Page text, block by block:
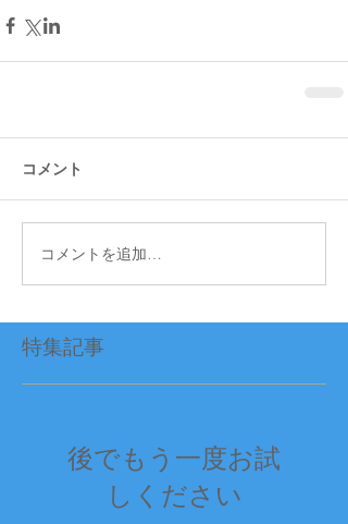
コメント
コメントを追加…
特集記事
後でもう一度お試
しください